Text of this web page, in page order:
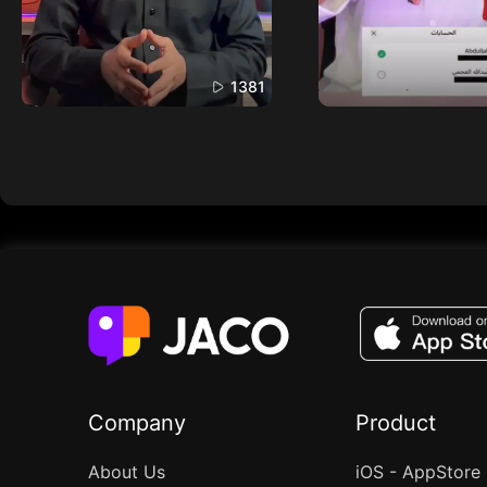
1381
Company
About Us
Product
iOS - AppStore